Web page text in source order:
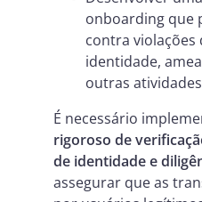
onboarding que
contra violações
identidade,
outras
É necessário
rigoroso de
de identidade e
assegurar que as